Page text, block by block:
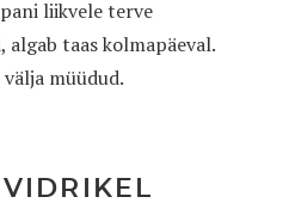
liikvele terve
taas kolmapäeval.
müüdud.